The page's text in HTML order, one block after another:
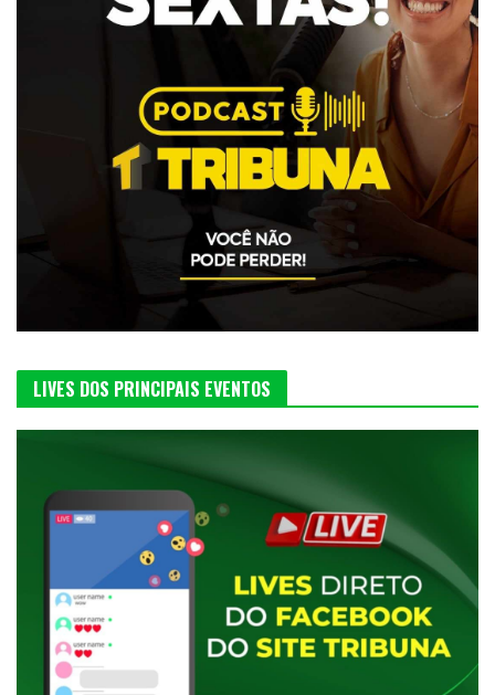
LIVES DOS PRINCIPAIS EVENTOS